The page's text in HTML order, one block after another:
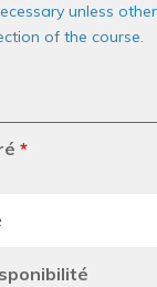
unless
of the course.
*